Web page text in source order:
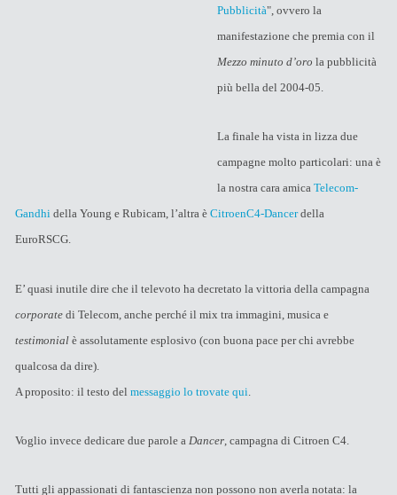
Pubblicità", ovvero la
manifestazione che premia con il
Mezzo minuto d’oro la pubblicità
più bella del 2004-05.
La finale ha vista in lizza due
campagne molto particolari: una è
la nostra cara amica Telecom-
Gandhidella Young e Rubicam, l’altra è CitroenC4-Dancerdella
EuroRSCG.
E’ quasi inutile dire che il televoto ha decretato la vittoria della campagna
corporatedi Telecom, anche perché il mix tra immagini, musica e
testimonialè assolutamente esplosivo (con buona pace per chi avrebbe
qualcosa da dire).
A proposito: il testo del messaggio lo trovate qui
Voglio invece dedicare due parole a Dancer, campagna di Citroen C4.
Tutti gli appassionati di fantascienza non possono non averla notata: la